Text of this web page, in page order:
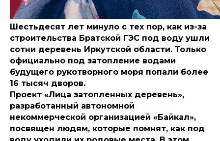
Шестьдесят лет минуло с тех пор, как из-за
строительства Братской ГЭС под воду ушли
сотни деревень Иркутской области. Только
официально под затопление водами
будущего рукотворного моря попали более
16 тысяч дворов.
Проект «Лица затопленных деревень»,
разработанный автономной
некоммерческой организацией «Байкал»,
посвящен людям, которые помнят, как под